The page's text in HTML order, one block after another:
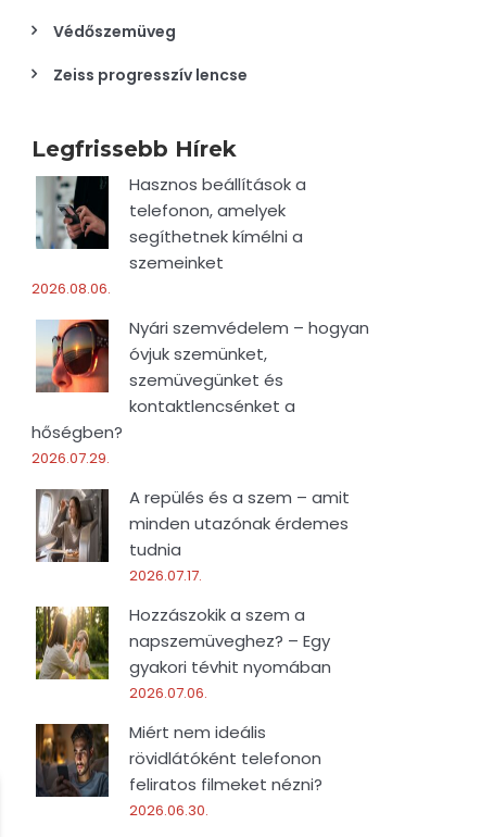
Védőszemüveg
Zeiss progresszív lencse
Legfrissebb Hírek
Hasznos beállítások a
telefonon, amelyek
segíthetnek kímélni a
szemeinket
2026.08.06.
Nyári szemvédelem – hogyan
óvjuk szemünket,
szemüvegünket és
kontaktlencsénket a
hőségben?
2026.07.29.
A repülés és a szem – amit
minden utazónak érdemes
tudnia
2026.07.17.
Hozzászokik a szem a
napszemüveghez? – Egy
gyakori tévhit nyomában
2026.07.06.
Miért nem ideális
rövidlátóként telefonon
feliratos filmeket nézni?
2026.06.30.